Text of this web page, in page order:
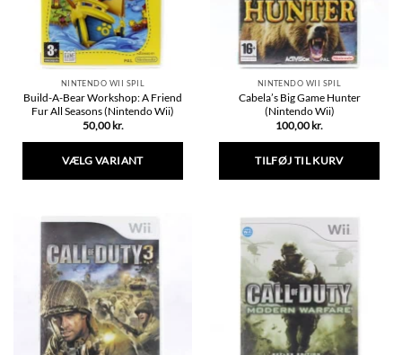
NINTENDO WII SPIL
Build-A-Bear Workshop: A Friend
Fur All Seasons (Nintendo Wii)
50,00 kr.
VÆLG VARIANT
har
flere
varianter.
Mulighederne
kan
vælges
på
varesiden
NINTENDO WII SPIL
Cabela’s Big Game Hunter
(Nintendo Wii)
100,00 kr.
TILFØJ TIL KURV